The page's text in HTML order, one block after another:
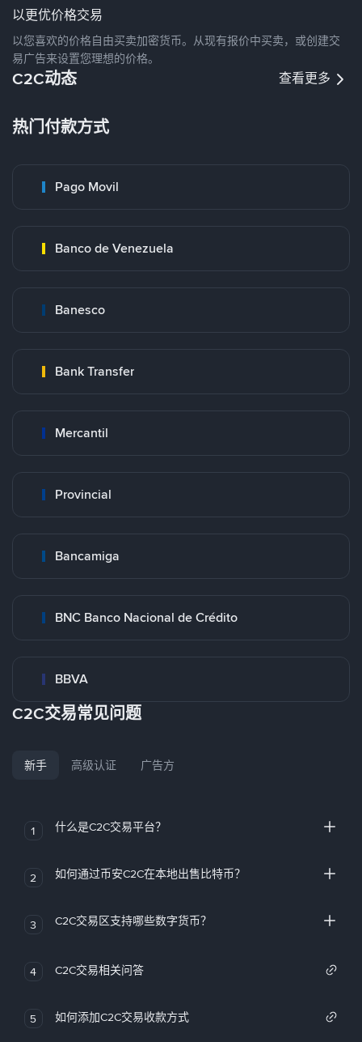
以更优价格交易
以您喜欢的价格自由买卖加密货币。从现有报价中买卖，或创建交
易广告来设置您理想的价格。
C2C动态 查看更多
热门付款方式
Pago Movil
Banco de Venezuela
Banesco
Bank Transfer
Mercantil
Provincial
Bancamiga
BNC Banco Nacional de Crédito
BBVA
C2C交易常见问题
新手 高级认证 广告方
1 什么是C2C交易平台？
2 如何通过币安C2C在本地出售比特币？
3 C2C交易区支持哪些数字货币？
4 C2C交易相关问答
5 如何添加C2C交易收款方式